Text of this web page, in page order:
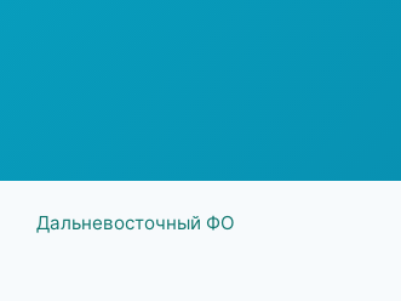
Дальневосточный ФО